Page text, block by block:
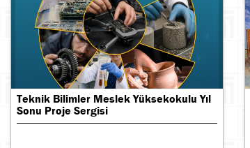
Teknik Bilimler Meslek Yüksekokulu Yıl
Sonu Proje Sergisi